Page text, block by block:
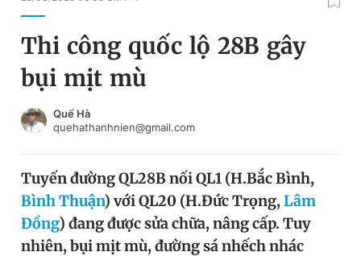
Chuyên mục
Chuyên mục khác
Tin thị trường Tin 360
Video Magazine
Đổi mật khẩu
Tin đã lưu
Tin đã xem
Đăng xuất
Thi công quốc lộ 28B gây
bụi mịt mù
Quế Hà
quehathanhnien@gmail.com
Tuyến đường QL28B nối QL1 (H.Bắc Bình,
Bình Thuận) với QL20 (H.Đức Trọng, Lâm
Đồng) đang được sửa chữa, nâng cấp. Tuy
nhiên, bụi mịt mù, đường sá nhếch nhác